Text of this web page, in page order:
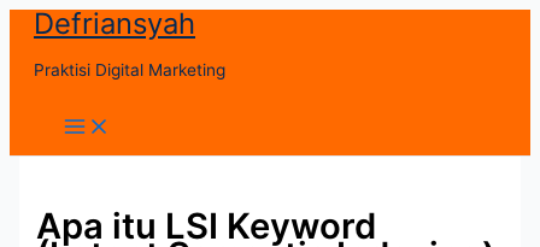
Skip
content
Defriansyah
Praktisi Digital Marketing
Main
Menu
Apa itu LSI Keyword